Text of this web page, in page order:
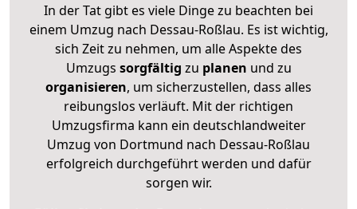
In der Tat gibt es viele Dinge zu beachten bei
einem Umzug nach Dessau-Roßlau. Es ist wichtig,
sich Zeit zu nehmen, um alle Aspekte des
Umzugs sorgfältig zu planen und zu
organisieren, um sicherzustellen, dass alles
reibungslos verläuft. Mit der richtigen
Umzugsfirma kann ein deutschlandweiter
Umzug von Dortmund nach Dessau-Roßlau
erfolgreich durchgeführt werden und dafür
sorgen wir.